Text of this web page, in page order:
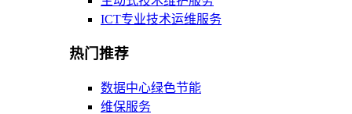
ICT专业技术运维服务
热门推荐
数据中心绿色节能
维保服务